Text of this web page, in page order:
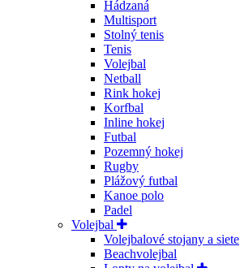
Hádzaná
Multisport
Stolný tenis
Tenis
Volejbal
Netball
Rink hokej
Korfbal
Inline hokej
Futbal
Pozemný hokej
Rugby
Plážový futbal
Kanoe polo
Padel
Volejbal
Volejbalové stojany a siete
Beachvolejbal